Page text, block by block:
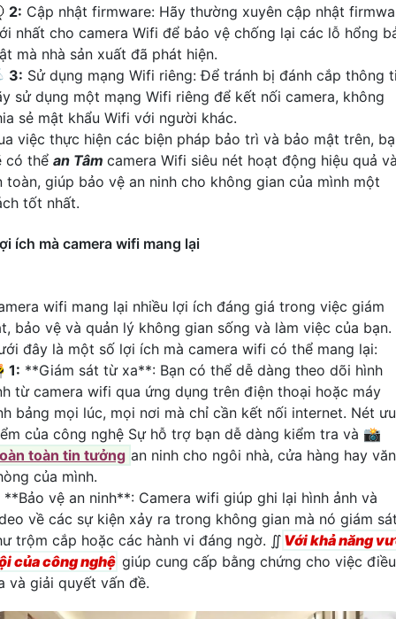
2: Cập nhật firmware: Hãy thường xuyên cập nhật
nhất cho camera Wifi để bảo vệ chống lại các lỗ hổng
mà nhà sản xuất đã phát hiện.
3: Sử dụng mạng Wifi riêng: Để tránh bị đánh cắp thông
sử dụng một mạng Wifi riêng để kết nối camera, không
sẻ mật khẩu Wifi với người khác.
việc thực hiện các biện pháp bảo trì và bảo mật trên,
có thể an Tâm camera Wifi siêu nét hoạt động hiệu quả
toàn, giúp bảo vệ an ninh cho không gian của mình một
tốt nhất.
ích mà camera wifi mang lại
wifi mang lại nhiều lợi ích đáng giá trong việc giám
bảo vệ và quản lý không gian sống và làm việc của bạn.
đây là một số lợi ích mà camera wifi có thể mang lại:
1: **Giám sát từ xa**: Bạn có thể dễ dàng theo dõi hình
từ camera wifi qua ứng dụng trên điện thoại hoặc máy
bảng mọi lúc, mọi nơi mà chỉ cần kết nối internet. Nét ưu
của công nghệ Sự hỗ trợ bạn dễ dàng kiểm tra và 📸
toàn tin tưởng an ninh cho ngôi nhà, cửa hàng hay văn
của mình.
**Bảo vệ an ninh**: Camera wifi giúp ghi lại hình ảnh và
về các sự kiện xảy ra trong không gian mà nó giám
trộm cắp hoặc các hành vi đáng ngờ. ∬ Với khả năng
của công nghệ giúp cung cấp bằng chứng cho việc điều
và giải quyết vấn đề.